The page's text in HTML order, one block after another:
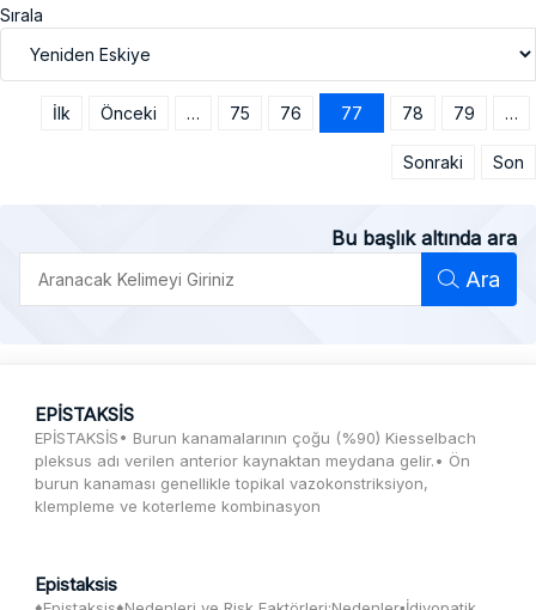
İstismar Ve Saldırı
Onkolojik Aciller
Psikiyatrik Aciller
Pulmoner Aciller
Romatolojik Aciller
Toksikolojik Aciller
Sırala
İlk Önceki … 75 76 77 78 79 …
Sonraki Son
Bu başlık altında ara
Ara
EPİSTAKSİS
EPİSTAKSİS• Burun kanamalarının çoğu (%90) Kiesselbach
pleksus adı verilen anterior kaynaktan meydana gelir.• Ön
burun kanaması genellikle topikal vazokonstriksiyon,
klempleme ve koterleme kombinasyon
Epistaksis